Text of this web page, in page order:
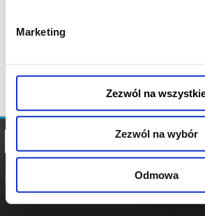
Marketing
Zezwól na
Zezwól na wybór
Odmowa
POLITYKA